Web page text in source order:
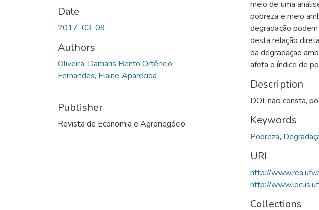
Date
2017-03-09
Authors
Oliveira, Damaris Bento Ortêncio
Fernandes, Elaine Aparecida
Publisher
Revista de Economia e Agronegócio
meio de uma
pobreza e meio
degradação
desta relação
da degradação
afeta o índice de
Description
DOI: não consta,
Keywords
Pobreza,
URI
http://
http://
Collections